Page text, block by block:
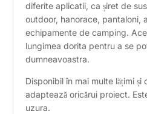
diferite aplicatii, ca șiret de
outdoor, hanorace, pantaloni,
echipamente de camping.
lungimea dorita pentru a se
dumneavoastra.
Disponibil în mai multe lățimi și
adaptează oricărui proiect.
uzura.